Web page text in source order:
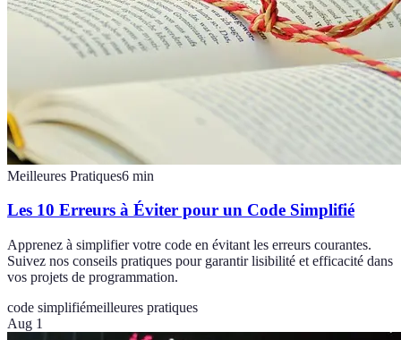
Meilleures Pratiques6 min
Les 10 Erreurs à Éviter pour un Code Simplifié
Apprenez à simplifier votre code en évitant les erreurs courantes.
Suivez nos conseils pratiques pour garantir lisibilité et efficacité dans
vos projets de programmation.
code simplifiémeilleures pratiques
Aug 1